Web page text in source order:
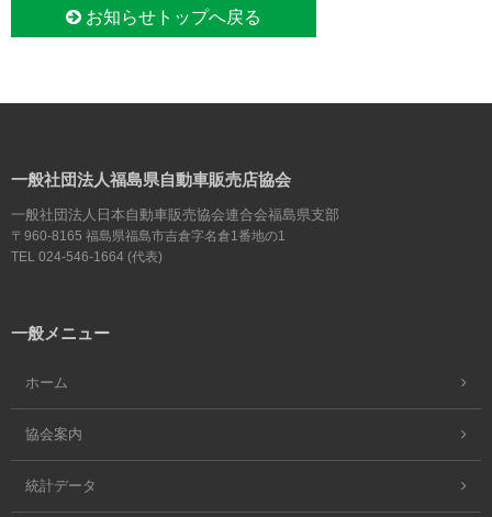
お知らせトップへ戻る
一般社団法人福島県自動車販売店協会
一般社団法人日本自動車販売協会連合会福島県支部
〒960-8165 福島県福島市吉倉字名倉1番地の1
TEL 024-546-1664 (代表)
一般メニュー
ホーム
協会案内
統計データ